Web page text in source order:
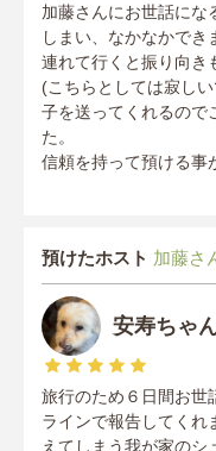
加藤さんにお世話にな
しまい、なかなかでき
連れて行くと振り向き
(こちらとしては寂し
子を送ってくれるので
た。
信頼を持って預ける事
預けたホスト 加藤さ
安寿ちゃ
旅行のため６日間お世
ラインで報告してくれ
えてしまう我が家のシ